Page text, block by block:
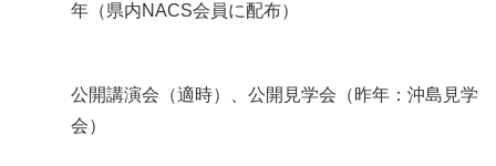
年（県内NACS会員に配布）
公開講演会（適時）、公開見学会（昨年：沖島見学
会）